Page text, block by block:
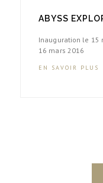
ABYSS
Inauguration le 15
16 mars 2016
EN SAVOIR PLUS